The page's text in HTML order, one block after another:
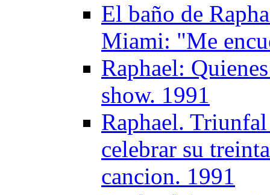
El baño de
Miami: "Me
Raphael:
show. 1991
Raphael.
celebrar su
cancion. 1991